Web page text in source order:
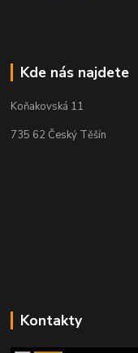
Kde nás najdete
Koňakovská 11
735 62 Český Těšín
Kontakty